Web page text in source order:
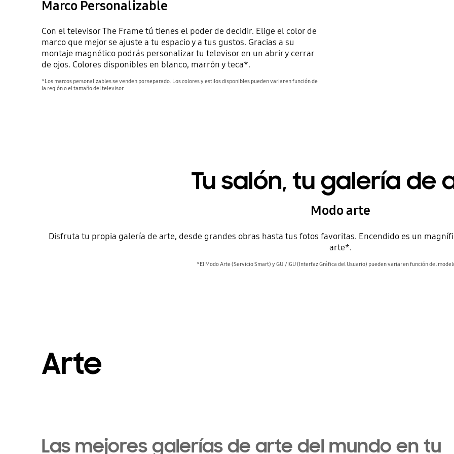
Marco Personalizable
Con el televisor The Frame tú tienes el poder de decidir. Elige el color de
marco que mejor se ajuste a tu espacio y a tus gustos. Gracias a su
montaje magnético podrás personalizar tu televisor en un abrir y cerrar
de ojos. Colores disponibles en blanco, marrón y teca*.
*Los marcos personalizables se venden por separado. Los colores y estilos disponibles pueden variar en función de
la región o el tamaño del televisor.
Tu salón, tu galería de
Modo arte
Disfruta tu propia galería de arte, desde grandes obras hasta tus fotos favoritas. Encendido es un
arte*.
*El Modo Arte (Servicio Smart) y GUI/IGU (Interfaz Gráfica del Usuario) pueden variar en función del
Arte
Las mejores galerías de arte del mundo en tu